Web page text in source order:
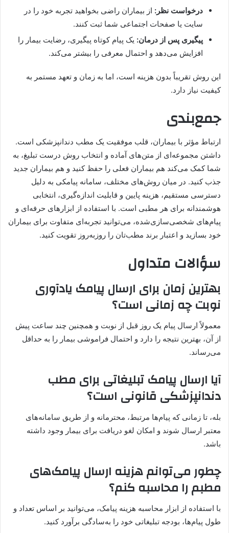
درخواست نظر: از بیماران راضی بخواهید تجربه خود را در
سایت یا صفحات اجتماعی شما ثبت کنند.
پیگیری پس از درمان: یک پیام کوتاه پیگیری، رضایت بیمار را
افزایش می‌دهد و احتمال معرفی را بیشتر می‌کند.
این روش تقریباً بدون هزینه است، اما به زمان و تعهد مستمر به
کیفیت نیاز دارد.
جمع‌بندی
ارتباط مؤثر با بیماران، قلب موفقیت یک مطب دندانپزشکی است.
داشتن مجموعه‌ای از متن‌های آماده و انتخاب روش درست تبلیغ، به
شما کمک می‌کند هم بیماران فعلی را حفظ کنید و هم بیماران جدید
جذب کنید. در میان روش‌های مختلف، سامانه پیامکی به دلیل
دسترسی مستقیم، هزینه پایین و قابلیت اندازه‌گیری، انتخابی
هوشمندانه برای هر مطبی است. با استفاده از ابزارهای حرفه‌ای و
پیام‌های شخصی‌سازی‌شده، می‌توانید تجربه‌ای متفاوت برای بیماران
خود بسازید و اعتبار برند مطب‌تان را روزبه‌روز تقویت کنید.
سؤالات متداول
بهترین زمان برای ارسال پیامک یادآوری
نوبت چه زمانی است؟
معمولاً ارسال پیام یک روز قبل از نوبت و همچنین چند ساعت پیش
از آن، بهترین نتیجه را دارد و احتمال فراموشی بیمار را به حداقل
می‌رساند.
آیا ارسال پیامک تبلیغاتی برای مطب
دندانپزشکی قانونی است؟
بله، تا زمانی که پیام‌ها مرتبط، محترمانه و از طریق سامانه‌های
معتبر ارسال شوند و امکان لغو دریافت برای بیمار وجود داشته
باشد.
چطور می‌توانم هزینه ارسال پیامک‌های
مطبم را محاسبه کنم؟
با استفاده از ابزار محاسبه هزینه پیامک، می‌توانید بر اساس تعداد و
طول پیام‌ها، بودجه تبلیغاتی خود را به‌سادگی برآورد کنید.